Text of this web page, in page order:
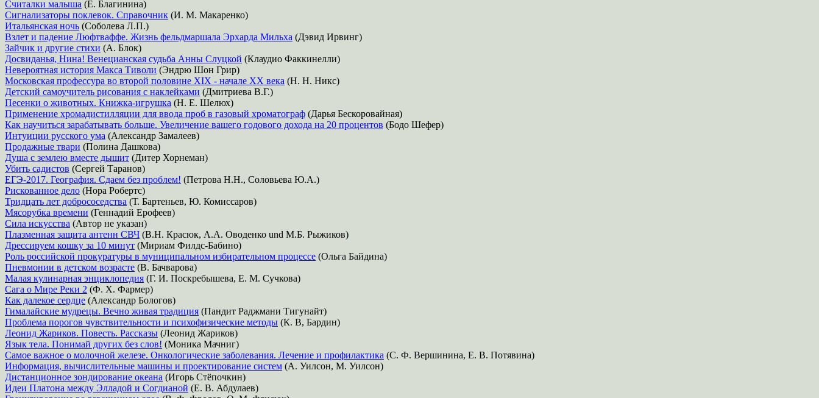
Считалки малыша (Е. Благинина)
Сигнализаторы поклевок. Справочник (И. М. Макаренко)
Итальянская ночь (Соболева Л.П.)
Взлет и падение Люфтваффе. Жизнь фельдмаршала Эрхарда Мильха (Дэвид Ирвинг)
Зайчик и другие стихи (А. Блок)
Досвиданья, Нина! Венецианская судьба Анны Слуцкой (Клаудио Факкинелли)
Невероятная история Макса Тиволи (Эндрю Шон Грир)
Московская профессура во второй половине XIX - начале ХХ века (Н. Н. Никс)
Детский самоучитель рисования с наклейками (Дмитриева В.Г.)
Песенки о животных. Книжка-игрушка (Н. Е. Шелюх)
Применение хромадистилляции для ввода проб в газовый хроматограф (Дарья Бескоровайная)
Как научиться зарабатывать больше. Увеличение вашего годового дохода на 20 процентов (Бодо Шефер)
Интуиции русского ума (Александр Замалеев)
Продажные твари (Полина Дашкова)
Душа с землею вместе дышит (Дитер Хорнеман)
Убить садистов (Сергей Таранов)
ЕГЭ-2017. География. Сдаем без проблем! (Петрова Н.Н., Соловьева Ю.А.)
Рискованное дело (Нора Робертс)
Тридцать лет добрососедства (Т. Бартеньев, Ю. Комиссаров)
Мясорубка времени (Геннадий Ерофеев)
Сила искусства (Автор не указан)
Плазменная защита антенн СВЧ (В.Н. Красюк, А.А. Оводенко und М.Б. Рыжиков)
Дрессируем кошку за 10 минут (Мириам Филдс-Бабино)
Роль российской прокуратуры в муниципальном избирательном процессе (Ольга Байдина)
Пневмонии в детском возрасте (В. Бачварова)
Малая кулинарная энциклопедия (Г. И. Поскребышева, Е. М. Сучкова)
Сага о Мире Реки 2 (Ф. Х. Фармер)
Как далекое сердце (Александр Бологов)
Гималайские мудрецы. Вечно живая традиция (Пандит Раджмани Тигунайт)
Проблема порогов чувствительности и психофизические методы (К. В, Бардин)
Леонид Жариков. Повесть. Рассказы (Леонид Жариков)
Язык тела. Понимай других без слов! (Моника Мачниг)
Самое важное о молочной железе. Онкологические заболевания. Лечение и профилактика (С. Ф. Вершинина, Е. В. Потявина)
Информация, вычислительные машины и проектирование систем (А. Уилсон, М. Уилсон)
Дистанционное зондирование океана (Игорь Стёпочкин)
Идеи Платона между Элладой и Согдианой (Е. В. Абдулаев)